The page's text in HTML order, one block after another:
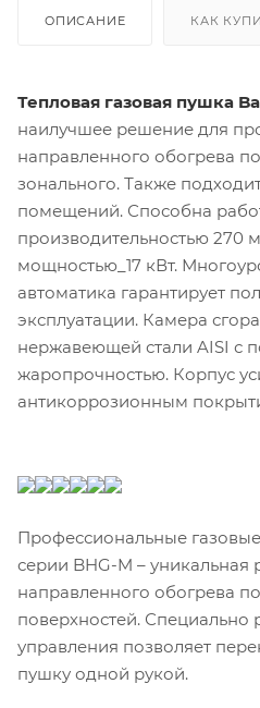
ОПИСАНИЕ КАК
Тепловая газовая пушка
наилучшее решение для
направленного обогрева
зонального. Также
помещений. Способна
производительностью 270
мощностью_17 кВт.
автоматика гарантирует
эксплуатации. Камера
нержавеющей стали AISI с
жаропрочностью. Корпус
антикоррозионным
Профессиональные
серии BHG-M – уникальная
направленного обогрева
поверхностей. Специально
управления позволяет
пушку одной рукой.